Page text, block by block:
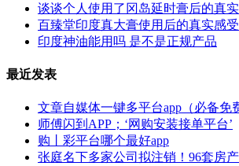
谈谈个人使用了冈岛延时膏后的真
百臻堂印度真大膏使用后的真实感受
印度神油能用吗 是不是正规产品
最近发表
文章自媒体一键多平台app（必备免
师傅闪到APP；‘网购安装接单平台’
购丨彩平台哪个最好app
张庭名下多家公司拟注销！96套房